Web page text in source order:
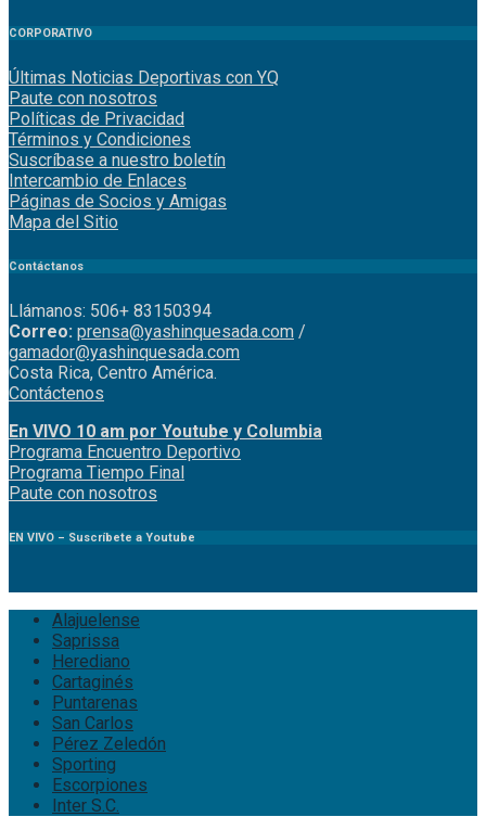
CORPORATIVO
Últimas Noticias Deportivas con YQ
Paute con nosotros
Políticas de Privacidad
Términos y Condiciones
Suscríbase a nuestro boletín
Intercambio de Enlaces
Páginas de Socios y Amigas
Mapa del Sitio
Contáctanos
Llámanos: 506+ 83150394
Correo: prensa@yashinquesada.com /
gamador@yashinquesada.com
Costa Rica, Centro América.
Contáctenos
En VIVO 10 am por Youtube y Columbia
Programa Encuentro Deportivo
Programa Tiempo Final
Paute con nosotros
EN VIVO – Suscríbete a Youtube
Alajuelense
Saprissa
Herediano
Cartaginés
Puntarenas
San Carlos
Pérez Zeledón
Sporting
Escorpiones
Inter S.C.